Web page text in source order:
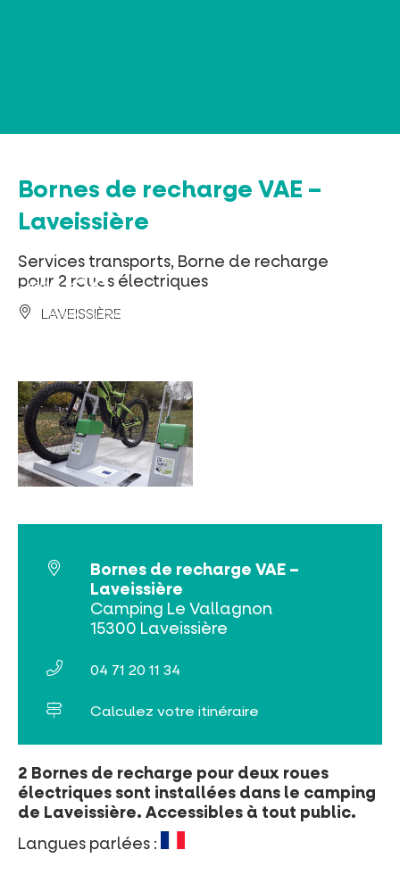
Billetterie en ligne
Tribus et groupes
Rechercher
INCONTOURNABLES
PLEINE NATURE
AGENDA
Bornes de recharge VAE –
Laveissière
Services transports, Borne de recharge
pour 2 roues électriques
LAVEISSIÈRE
2 Bornes de recharge pour deux roues
électriques sont installées dans le camping
de Laveissière. Accessibles à tout public.
Langues parlées :
Bornes de recharge VAE –
Laveissière
Camping Le Vallagnon
15300 Laveissière
04 71 20 11 34
Calculez votre itinéraire